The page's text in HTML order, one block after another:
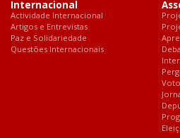
Internacional
Actividade Internacional
Artigos e Entrevistas
Paz e Solidariedade
Questões Internacionais